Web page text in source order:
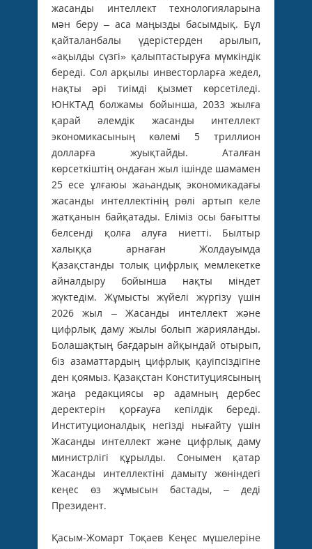
жасанды интеллект технологияларына
мән беру – аса маңызды басымдық. Бұл
қайталанбалы үдерістерден арылып,
«ақылды сүзгі» қалыптастыруға мүмкіндік
береді. Сол арқылы инвесторларға жедел,
нақты әрі тиімді қызмет көрсетіледі.
ЮНКТАД болжамы бойынша, 2033 жылға
қарай әлемдік жасанды интеллект
экономикасының көлемі 5 триллион
долларға жуықтайды. Аталған
көрсеткіштің ондаған жыл ішінде шамамен
25 есе ұлғаюы жаһандық экономикадағы
жасанды интеллектінің рөлі артып келе
жатқанын байқатады. Еліміз осы бағытты
белсенді қолға алуға ниетті. Былтыр
халыққа арнаған Жолдауымда
Қазақстанды толық цифрлық мемлекетке
айналдыру бойынша нақты міндет
жүктедім. Жұмысты жүйелі жүргізу үшін
2026 жыл – Жасанды интеллект және
цифрлық даму жылы болып жарияланды.
Болашақтың бағдарын айқындай отырып,
біз азаматтардың цифрлық қауіпсіздігіне
ден қоямыз. Қазақстан Конституциясының
жаңа редакциясы әр адамның дербес
деректерін қорғауға кепілдік береді.
Институционалдық негізді нығайту үшін
Жасанды интеллект және цифрлық даму
министрлігі құрылды. Сонымен қатар
Жасанды интеллектіні дамыту жөніндегі
кеңес өз жұмысын бастады, – деді
Президент.
Қасым-Жомарт Тоқаев Кеңес мүшелеріне